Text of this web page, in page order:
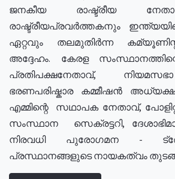
ജനകീയ രാഷ്ട്രീയ
രാഷ്ട്രീയപ്രവർത്തകനും ഇന്ത്യയിലെ
ഏറ്റവും തലമുതിർന്ന
അദ്ദേഹം. കേരള
പ്രതിപക്ഷനേതാവ്,
ഭരണപരിഷ്കാര കമ്മീഷൻ
എമ്മിന്റെ സഥാപക നേതാവ്,
സംസ്ഥാന സെക്രട്ടറി,
നിരവധി പുരോഗമന -
പ്രസ്ഥാനങ്ങളുടെ നായകത്വം